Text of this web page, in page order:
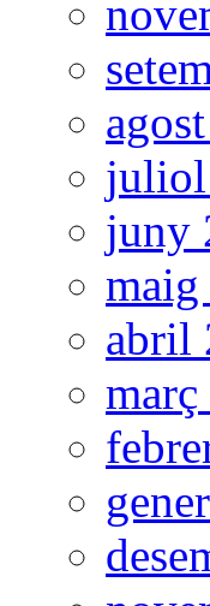
juliol
juny
maig
abril